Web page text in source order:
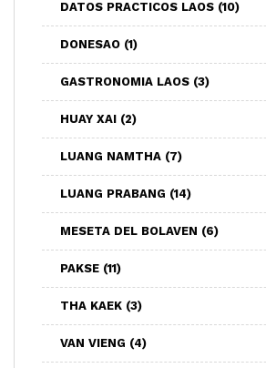
DATOS PRACTICOS LAOS (10)
DONESAO (1)
GASTRONOMIA LAOS (3)
HUAY XAI (2)
LUANG NAMTHA (7)
LUANG PRABANG (14)
MESETA DEL BOLAVEN (6)
PAKSE (11)
THA KAEK (3)
VAN VIENG (4)